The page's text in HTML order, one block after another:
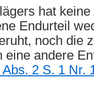
hat
Endurteil
noch die
eine andere
Abs. 2 S. 1 Nr.